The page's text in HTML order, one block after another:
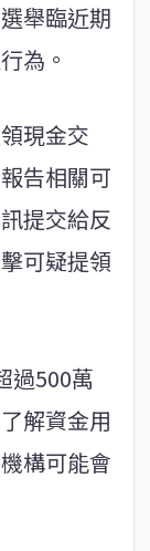
舉臨近期
為。
現金交
告相關可
提交給反
可疑提領
過500萬
解資金用
構可能會